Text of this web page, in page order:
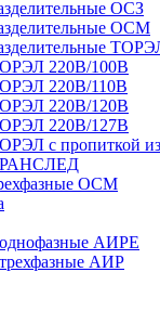
ОСЗ
ОСМ
220В/100В
220В/110В
220В/120В
220В/127В
с пропиткой
ОСМ
однофазные АИРЕ
АИР